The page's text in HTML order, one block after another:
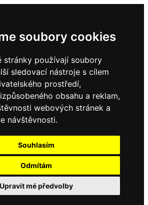
soubory cookies
stránky používají soubory
sledovací nástroje s cílem
prostředí,
obsahu a reklam,
webových stránek a
návštěvnosti.
Souhlasím
Odmítám
Upravit mé předvolby